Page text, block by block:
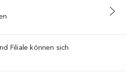
WARENKORB
Filiale können sich